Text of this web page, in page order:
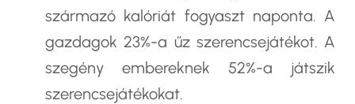
származó kalóriát fogyaszt naponta. A
gazdagok 23%-a űz szerencsejátékot. A
szegény embereknek 52%-a játszik
szerencsejátékokat.